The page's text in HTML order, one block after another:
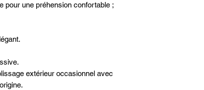
pour une préhension confortable ;
extérieur occasionnel avec